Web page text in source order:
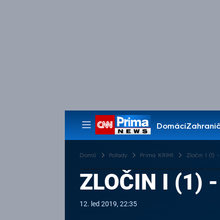
Domácí
Pořady
Domů Pořady Prima KRIMI Zločin I (1)
ZLOČIN I (1)
12. led 2019, 22:35